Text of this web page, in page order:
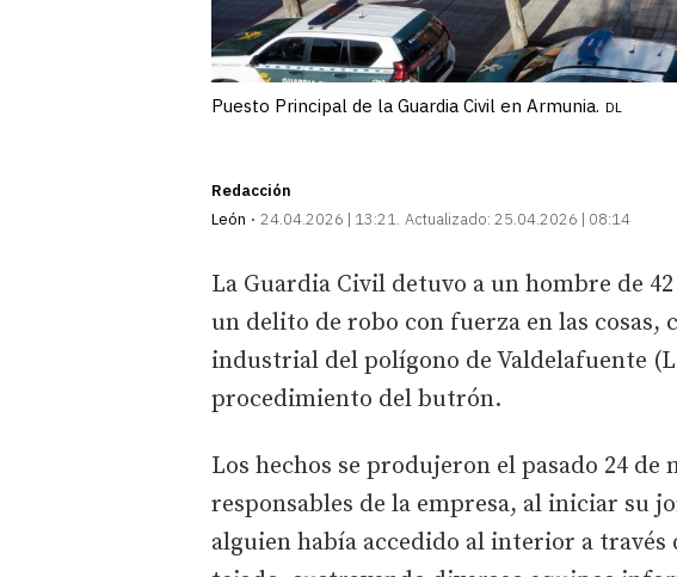
Puesto Principal de la Guardia Civil en Armunia. DL
Redacción
León
24.04.2026 | 13:21 Actualizado: 25.04.2026 | 08:14
La Guardia Civil detuvo a un hombre de
un delito de robo con fuerza en las cosas,
industrial del polígono de Valdelafuente
procedimiento del butrón.
Los hechos se produjeron el pasado 24 de
responsables de la empresa, al iniciar su
alguien había accedido al interior a